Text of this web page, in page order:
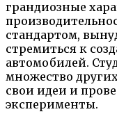
грандиозные
стандартом,
стремиться к
автомобилей.
множество
свои идеи и
эксперименты.